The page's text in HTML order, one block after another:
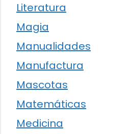
Literatura
Magia
Manualidades
Manufactura
Mascotas
Matemáticas
Medicina